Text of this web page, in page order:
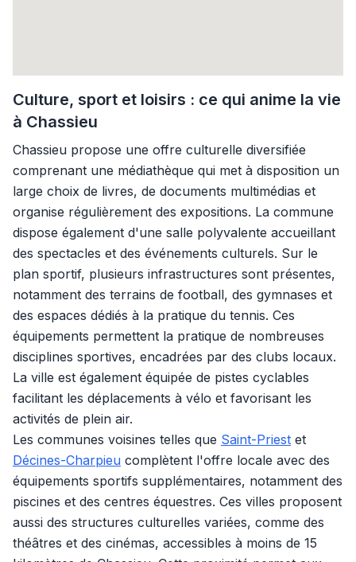
Culture, sport et loisirs : ce qui anime la vie
à Chassieu
Chassieu propose une offre culturelle diversifiée
comprenant une médiathèque qui met à disposition un
large choix de livres, de documents multimédias et
organise régulièrement des expositions. La commune
dispose également d'une salle polyvalente accueillant
des spectacles et des événements culturels. Sur le
plan sportif, plusieurs infrastructures sont présentes,
notamment des terrains de football, des gymnases et
des espaces dédiés à la pratique du tennis. Ces
équipements permettent la pratique de nombreuses
disciplines sportives, encadrées par des clubs locaux.
La ville est également équipée de pistes cyclables
facilitant les déplacements à vélo et favorisant les
activités de plein air.
Les communes voisines telles que Saint-Priest et
Décines-Charpieu complètent l'offre locale avec des
équipements sportifs supplémentaires, notamment des
piscines et des centres équestres. Ces villes proposent
aussi des structures culturelles variées, comme des
théâtres et des cinémas, accessibles à moins de 15